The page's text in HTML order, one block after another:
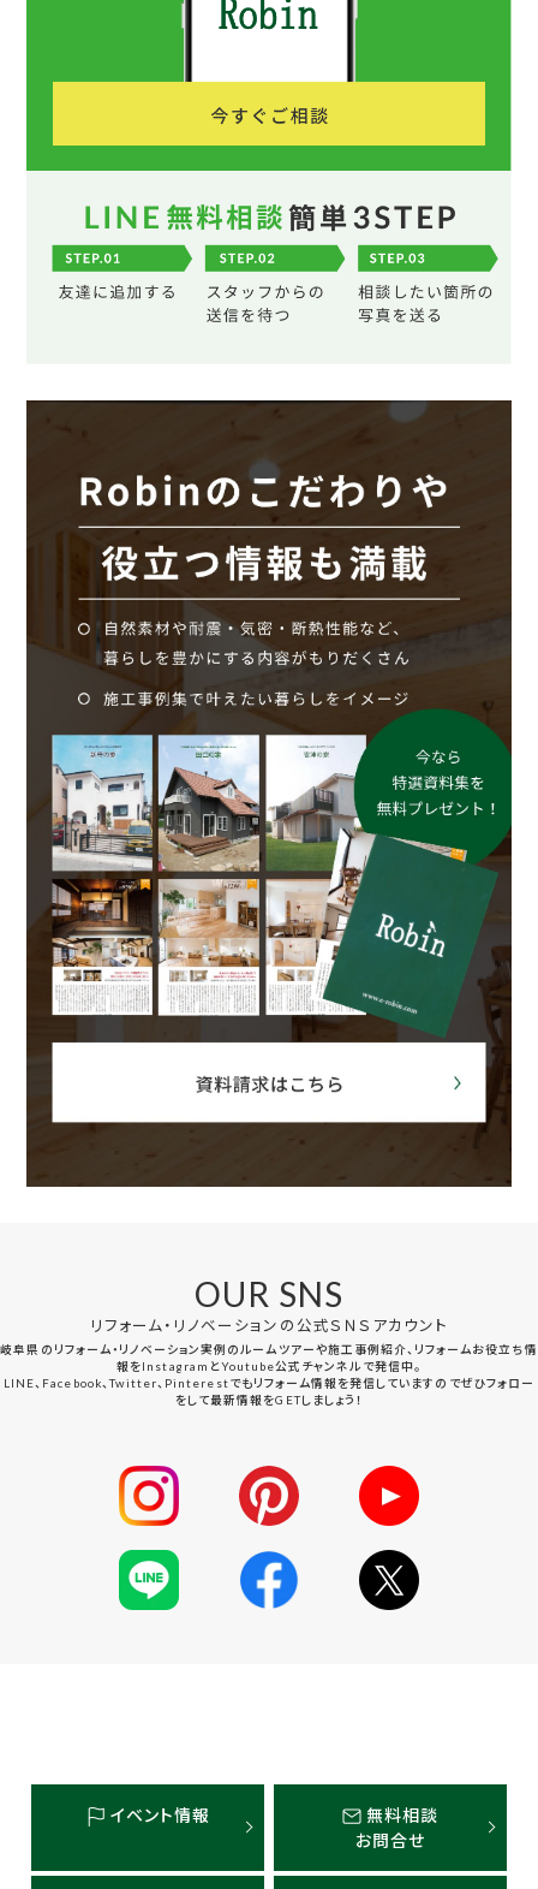
OUR SNS
リフォーム・リノベーションの公式ＳＮＳアカウント
岐阜県のリフォーム・リノベーション実例のルームツアーや施工事例紹介、リフォームお役立ち情
報をInstagramとYoutube公式チャンネルで発信中。
LINE、Facebook、Twitter、Pinterestでもリフォーム情報を発信していますのでぜひフォロー
をして最新情報をGETしましょう！
イベント情報
無料相談
お問合せ